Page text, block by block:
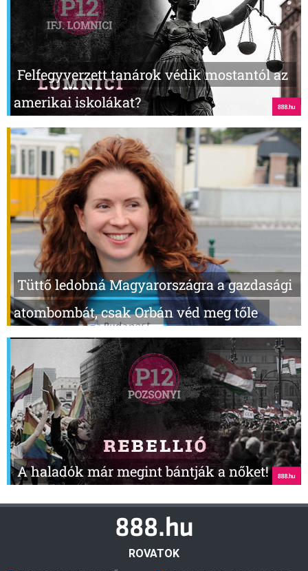
Felfegyverzett tanárok védik mostantól az
amerikai iskolákat?
Tüttő ledobná Magyarországra a gazdasági
atombombát, csak Orbán véd meg tőle
A haladók már megint bántják a nőket!
ROVATOK